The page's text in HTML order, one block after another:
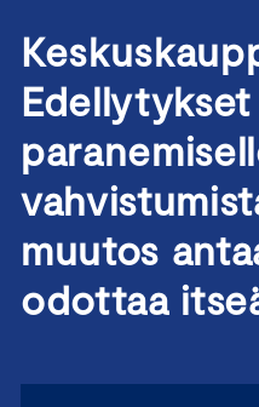
muutos
odottaa